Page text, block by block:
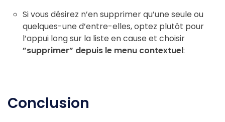
Si vous désirez n’en supprimer qu’une seule ou
quelques-une d’entre-elles, optez plutôt pour
l’appui long sur la liste en cause et choisir
”supprimer” depuis le menu contextuel:
Conclusion